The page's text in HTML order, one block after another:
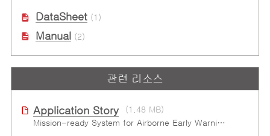
DataSheet(1)
Manual (2)
관련 리소스
Application Story
(1.48 MB)
Mission-ready System for Airborne Early Warning & Control in Harsh Environments